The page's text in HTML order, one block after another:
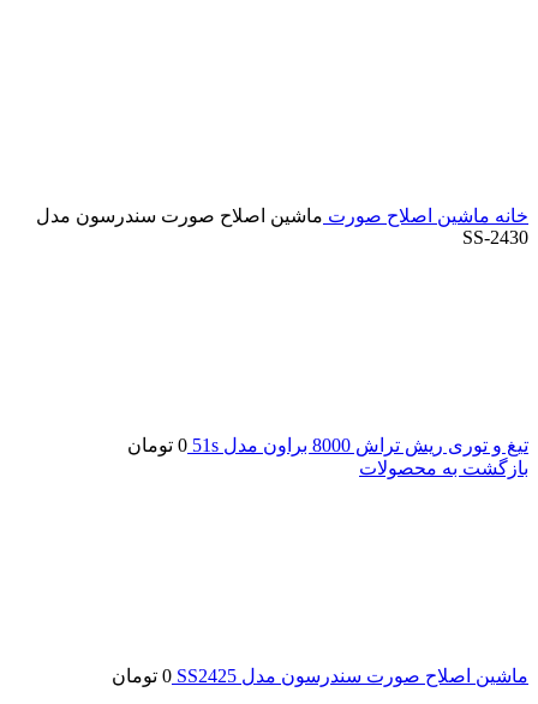
خانه ماشین اصلاح صورت ماشین اصلاح صورت سندرسون مدل
SS-2430
تیغ و توری ریش تراش 8000 براون مدل 51s 0 تومان
بازگشت به محصولات
ماشین اصلاح صورت سندرسون مدل SS2425 0 تومان